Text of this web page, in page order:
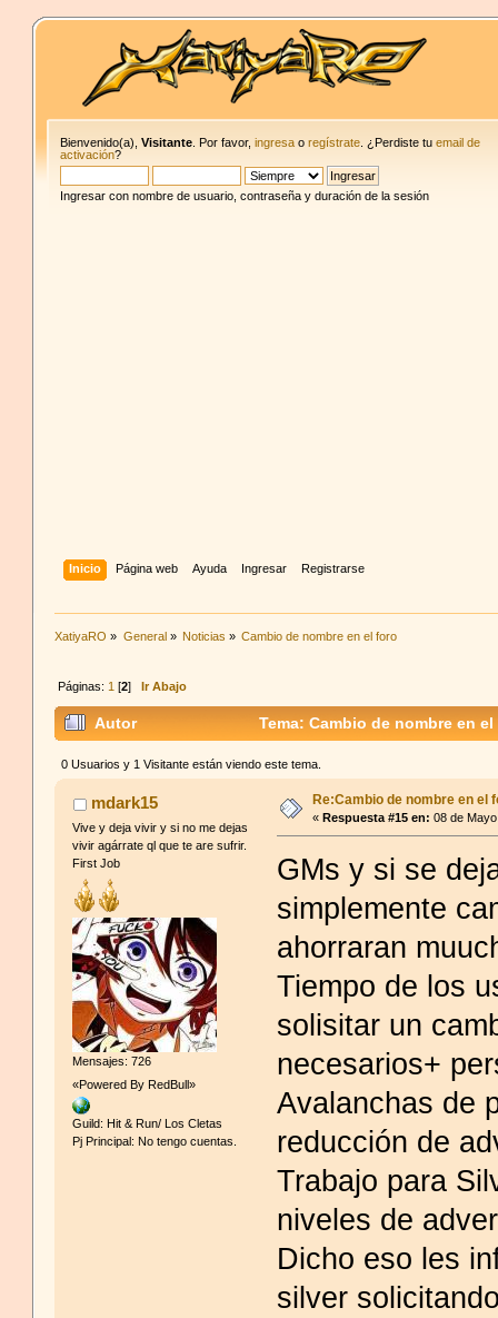
Bienvenido(a),Visitante . Por favor,ingresa oregístrate . ¿Perdiste tuemail de
activación?
Ingresar con nombre de usuario, contraseña y duración de la sesión
Inicio Página web Ayuda Ingresar Registrarse
XatiyaRO » General» Noticias » Cambio de nombre en el foro
Páginas: 1 [2] Ir Abajo
Autor Tema: Cambio de nombre en
0 Usuarios y 1 Visitante están viendo este tema.
mdark15
Vive y deja vivir y si no me dejas
vivir agárrate ql que te are sufrir.
First Job
Mensajes: 726
«Powered By RedBull»
Guild: Hit & Run/ Los Cletas
Pj Principal: No tengo cuentas.
Re:Cambio de nombre en el
« Respuesta #15 en: 08 de
GMs y si se
simplemente
ahorraran
Tiempo de los
solisitar un
necesarios+
Avalanchas de
reducción de
Trabajo para
niveles de
Dicho eso les
silver